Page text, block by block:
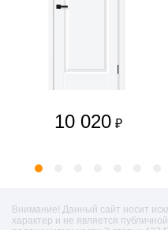
10 020 ₽
Внимание! Данный сайт носит
характер и не является